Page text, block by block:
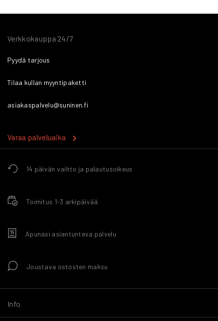
14 päivän vaihto ja palautusoikeus
Toimitus 1-3 arkipäivää
Apunasi asiantunteva palvelu
Joustava ostosten maksu
Info
Verkkokauppa 24/7
Pyydä tarjous
Tilaa kullan myyntipaketti
asiakaspalvelu@suninen.fi
Varaa palveluaika